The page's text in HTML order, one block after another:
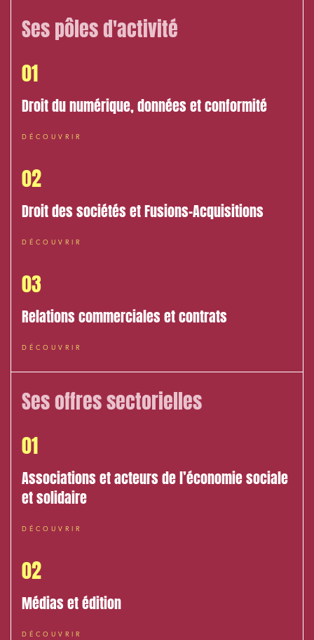
Ses pôles d'activité
01
Droit du numérique, données et conformité
DÉCOUVRIR
02
Droit des sociétés et Fusions-Acquisitions
DÉCOUVRIR
03
Relations commerciales et contrats
DÉCOUVRIR
Ses offres sectorielles
01
Associations et acteurs de l’économie sociale
et solidaire
DÉCOUVRIR
02
Médias et édition
DÉCOUVRIR